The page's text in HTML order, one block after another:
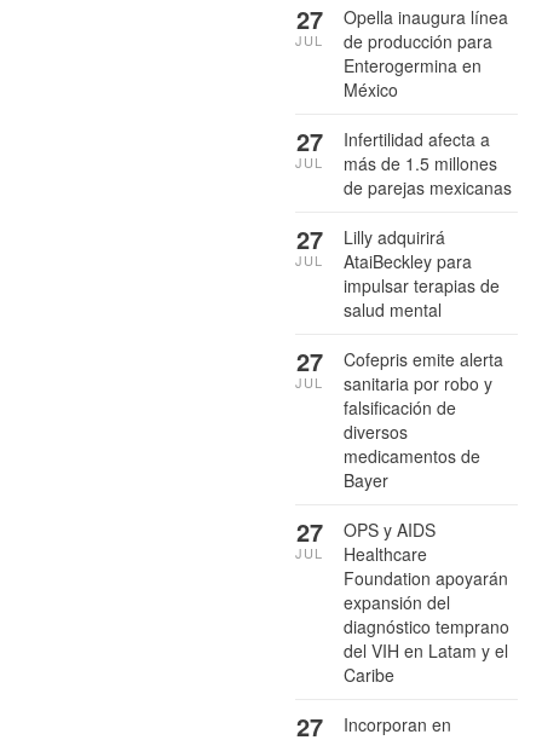
Opella inaugura línea
de producción para
Enterogermina en
México
27
JUL
Infertilidad afecta a
más de 1.5 millones
de parejas mexicanas
27
JUL
Lilly adquirirá
AtaiBeckley para
impulsar terapias de
salud mental
27
JUL
Cofepris emite alerta
sanitaria por robo y
falsificación de
diversos
medicamentos de
Bayer
27
JUL
OPS y AIDS
Healthcare
Foundation apoyarán
expansión del
diagnóstico temprano
del VIH en Latam y el
Caribe
27
JUL
Incorporan en
27